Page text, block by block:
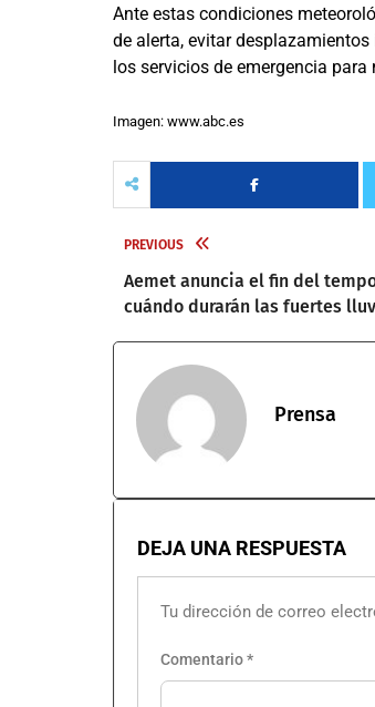
Ante estas condiciones
de alerta, evitar
los servicios de emergencia
Imagen: www.abc.es
PREVIOUS
Aemet anuncia el fin del
cuándo durarán las fuertes
Prensa
DEJA UNA RESPUESTA
Tu dirección de correo
Comentario*